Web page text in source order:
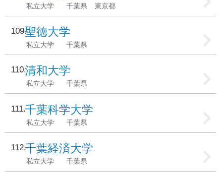
私立大学 千葉県 東京都
109聖徳大学
私立大学 千葉県
110清和大学
私立大学 千葉県
111千葉科学大学
私立大学 千葉県
112千葉経済大学
私立大学 千葉県